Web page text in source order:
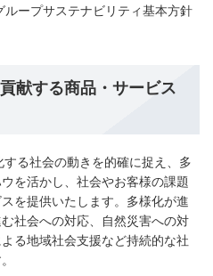
ープサステナビリティ基本方針
献する商品・サービス
る社会の動きを的確に捉え、多
を活かし、社会やお客様の課題
を提供いたします。多様化が進
社会への対応、自然災害への対
る地域社会支援など持続的な社